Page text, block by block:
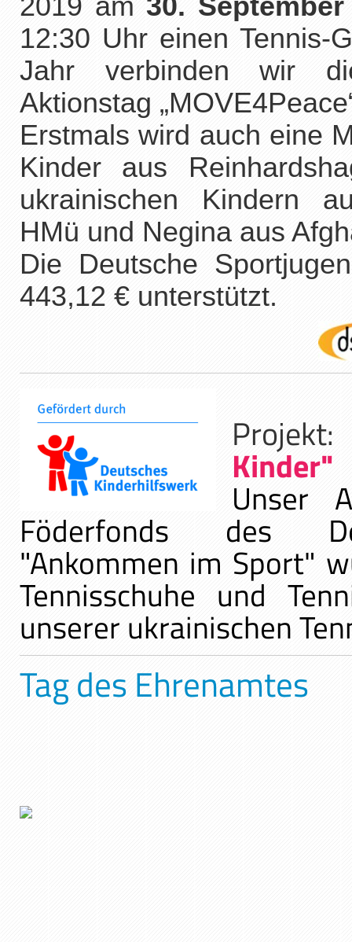
2019 am 30. September
12:30 Uhr einen Tennis-
Jahr verbinden wir
Aktionstag
Erstmals wird auch eine
Kinder aus
ukrainischen Kindern
HMü und Negina aus
Die Deutsche
443,12 € unterstützt.
Kinder"
Unser
Föderfonds des
"Ankommen im Sport"
Tennisschuhe und
unserer ukrainischen
Tag des Ehrenamtes